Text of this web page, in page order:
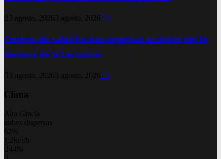
3 agosto, 2026 3 agosto, 2026 0
Centros de salud locales impulsan acciones por la
Semana de la Lactancia
3 agosto, 2026 3 agosto, 2026 0
Clima
Alta Gracia
nubes dispersas
62%
1.2km/h
44%